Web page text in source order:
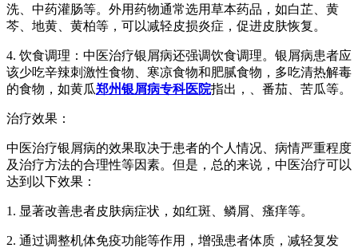
洗、中药灌肠等。外用药物通常选用草本药品，如白芷、黄
芩、地黄、黄柏等，可以减轻皮损炎症，促进皮肤恢复。
4. 饮食调理：中医治疗银屑病还强调饮食调理。银屑病患者应
该少吃辛辣刺激性食物、寒凉食物和肥腻食物，多吃清热解毒
的食物，如黄瓜郑州银屑病专科医院指出，、番茄、苦瓜等。
治疗效果：
中医治疗银屑病的效果取决于患者的个人情况、病情严重程度
及治疗方法的合理性等因素。但是，总的来说，中医治疗可以
达到以下效果：
1. 显著改善患者皮肤病症状，如红斑、鳞屑、瘙痒等。
2. 通过调整机体免疫功能等作用，增强患者体质，减轻复发